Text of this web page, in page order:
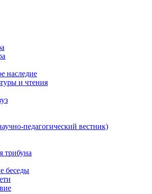
наследие
и чтения
педагогический вестник)
трибуна
беседы